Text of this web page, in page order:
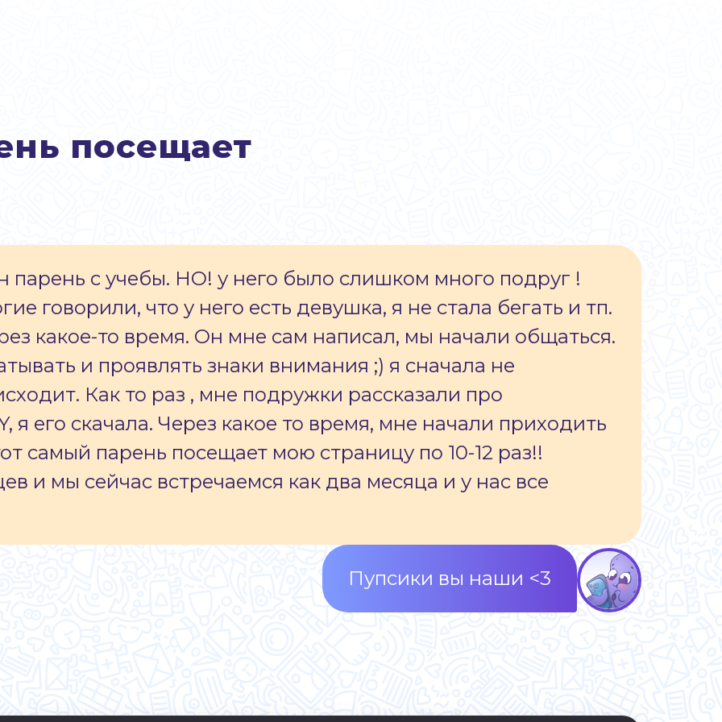
посещает
с учебы. НО! у него было слишком много подруг !
говорили, что у него есть девушка, я не стала бегать и тп.
какое-то время. Он мне сам написал, мы начали общаться.
и проявлять знаки внимания ;) я сначала не
Как то раз , мне подружки рассказали про
я его скачала. Через какое то время, мне начали приходить
самый парень посещает мою страницу по 10-12 раз!!
и мы сейчас встречаемся как два месяца и у нас все
Пупсики вы наши <3